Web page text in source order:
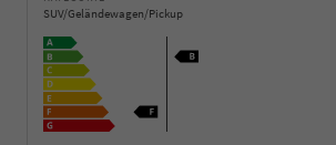
SUV/Geländewagen/Pickup